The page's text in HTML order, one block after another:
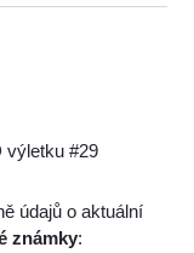
výletku #29
údajů o aktuální
známky: